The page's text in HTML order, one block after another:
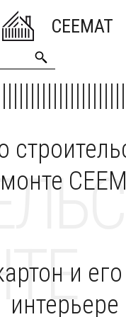
CEEMAT
и
интерьере